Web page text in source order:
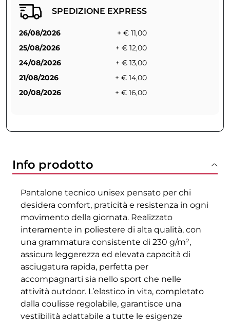
SPEDIZIONE EXPRESS
26/08/2026
+ € 11,00
25/08/2026
+ € 12,00
24/08/2026
+ € 13,00
21/08/2026
+ € 14,00
20/08/2026
+ € 16,00
Info prodotto
Pantalone tecnico unisex pensato per chi
desidera comfort, praticità e resistenza in ogni
movimento della giornata. Realizzato
interamente in poliestere di alta qualità, con
una grammatura consistente di 230 g/m²,
assicura leggerezza ed elevata capacità di
asciugatura rapida, perfetta per
accompagnarti sia nello sport che nelle
attività outdoor. L’elastico in vita, completato
dalla coulisse regolabile, garantisce una
vestibilità adattabile a tutte le esigenze